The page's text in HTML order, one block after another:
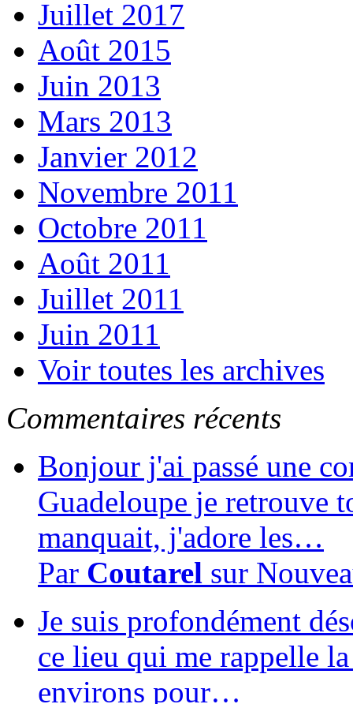
Juillet 2017
Août 2015
Juin 2013
Mars 2013
Janvier 2012
Novembre 2011
Octobre 2011
Août 2011
Juillet 2011
Juin 2011
Voir toutes les archives
Commentaires récents
Bonjour j'ai passé une
Guadeloupe je retrouve
manquait, j'adore les…
Par Coutarel sur
Je suis profondément
ce lieu qui me rappelle
environs pour…